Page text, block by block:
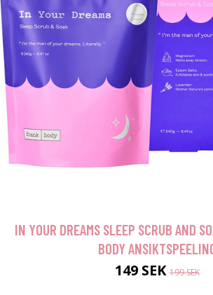
IN YOUR DREAMS SLEEP SCRUB AND
BODY
149 SEK199 SEK